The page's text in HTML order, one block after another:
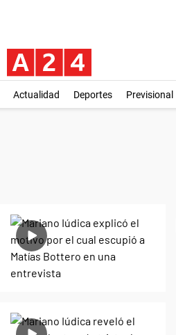
Actualidad Deportes Previsional